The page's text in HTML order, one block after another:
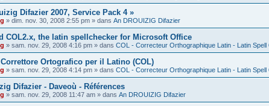
Difazier 2007, Service Pack 4 »
» dim. nov. 30, 2008 2:55 pm » dans An DROUIZIG Difazier
COL2.x, the latin spellchecker for Microsoft Office
» sam. nov. 29, 2008 4:16 pm » dans COL - Correcteur Orthographique Latin - Latin Spell
Ortografico per il Latino (COL)
» sam. nov. 29, 2008 4:14 pm » dans COL - Correcteur Orthographique Latin - Latin Spell
Difazier - Daveoù - Références
» sam. nov. 29, 2008 11:47 am » dans An DROUIZIG Difazier